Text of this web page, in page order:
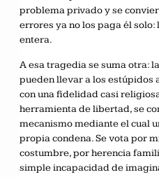
problema privado y se
errores ya no los paga él
entera.
A esa tragedia se suma otra:
pueden llevar a los estúpidos
con una fidelidad casi
herramienta de libertad, se
mecanismo mediante el cual
propia condena. Se vota por
costumbre, por herencia
simple incapacidad de